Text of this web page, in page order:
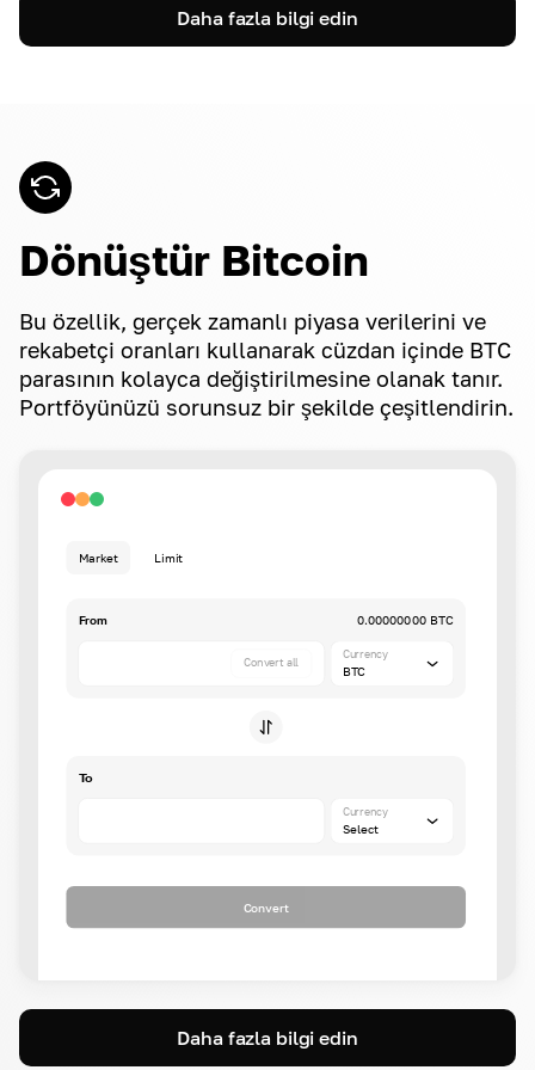
Daha fazla bilgi edin
Dönüştür Bitcoin
Bu özellik, gerçek zamanlı piyasa verilerini ve
rekabetçi oranları kullanarak cüzdan içinde BTC
parasının kolayca değiştirilmesine olanak tanır.
Portföyünüzü sorunsuz bir şekilde çeşitlendirin.
Market Limit
From 0.00000000 BTC
Convert all
Currency
BTC
To
Currency
Select
Convert
Daha fazla bilgi edin